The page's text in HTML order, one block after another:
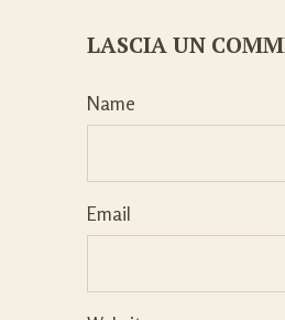
LASCIA UN
Name
Email